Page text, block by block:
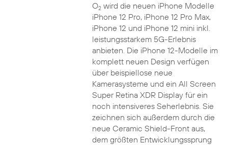
O2wird die neuen iPhone Modelle
iPhone 12 Pro, iPhone 12 Pro Max,
iPhone 12 und iPhone 12 mini inkl.
leistungsstarkem 5G-Erlebnis
anbieten. Die iPhone 12-Modelle im
komplett neuen Design verfügen
über beispiellose neue
Kamerasysteme und ein All Screen
Super Retina XDR Display für ein
noch intensiveres Seherlebnis. Sie
zeichnen sich außerdem durch die
neue Ceramic Shield-Front aus,
dem größten Entwicklungssprung